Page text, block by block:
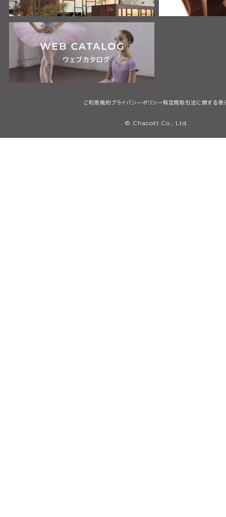
ご利用規約プライバシーポリシー特定商取引法に関する表
© Chacott Co., Ltd.